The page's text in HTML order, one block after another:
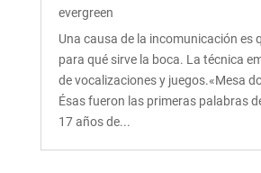
evergreen
Una causa de la incomunicación es
para qué sirve la boca. La técnica
de vocalizaciones y juegos.«Mesa
Ésas fueron las primeras palabras
17 años de...